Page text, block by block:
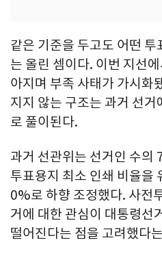
같은 기준을 두고도 어떤
는 올린 셈이다. 이번 지선
아지며 부족 사태가 가시화
지지 않는 구조는 과거 선
로 풀이된다.
과거 선관위는 선거인 수의
투표용지 최소 인쇄 비율을
0%로 하향 조정했다. 사전
거에 대한 관심이 대통령선
떨어진다는 점을 고려했다